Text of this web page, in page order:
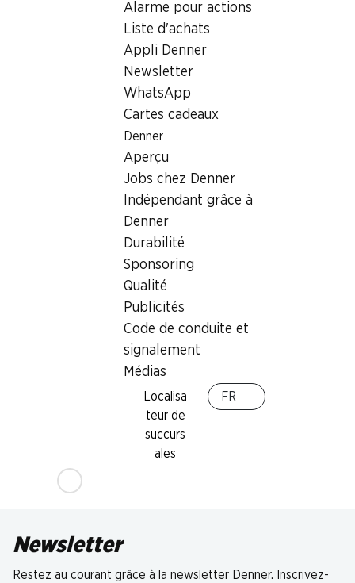
Alarme pour actions
Liste d'achats
Appli Denner
Newsletter
WhatsApp
Cartes cadeaux
Denner
Aperçu
Jobs chez Denner
Indépendant grâce à
Denner
Durabilité
Sponsoring
Qualité
Publicités
Code de conduite et
signalement
Médias
Localisa
teur de
succurs
ales
FR
Heures d'ouverture spéciales
Sam., 15.08.2026
Newsletter
Restez au courant grâce à la newsletter Denner. Inscrivez-